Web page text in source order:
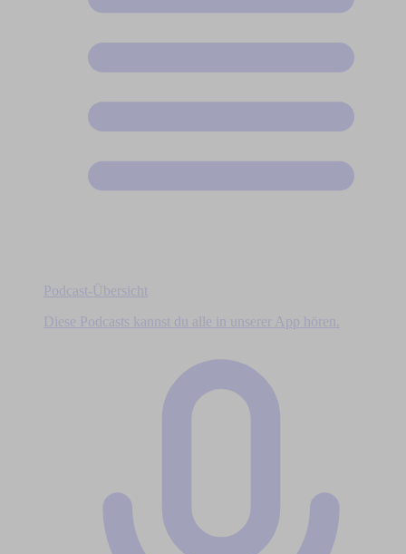
Podcast-Übersicht
Diese Podcasts kannst du alle in unserer App hören.